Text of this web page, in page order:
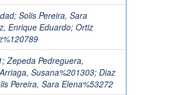
; Solis Pereira, Sara
Enrique Eduardo; Ortiz
;Zepeda Pedreguera,
Susana%201303; Diaz
Pereira, Sara Elena%53272